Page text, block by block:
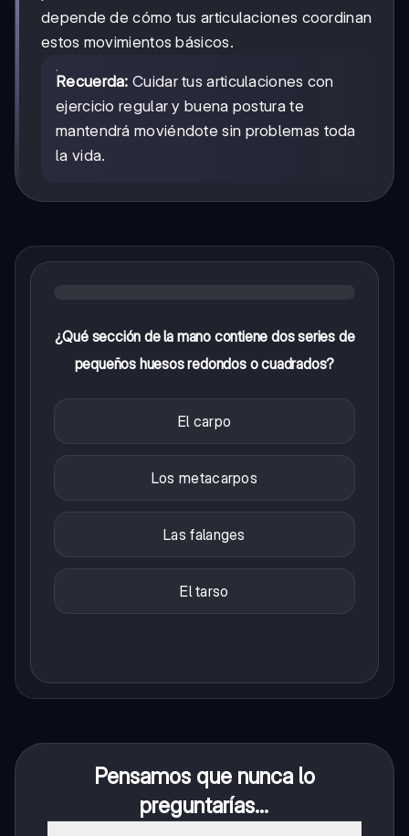
depende de cómo tus articulaciones coordinan
estos movimientos básicos.
Recuerda: Cuidar tus articulaciones con
ejercicio regular y buena postura te
mantendrá moviéndote sin problemas toda
la vida.
¿Qué sección de la mano contiene dos series de
pequeños huesos redondos o cuadrados?
El carpo
Los metacarpos
Las falanges
El tarso
Pensamos que nunca lo
preguntarías...